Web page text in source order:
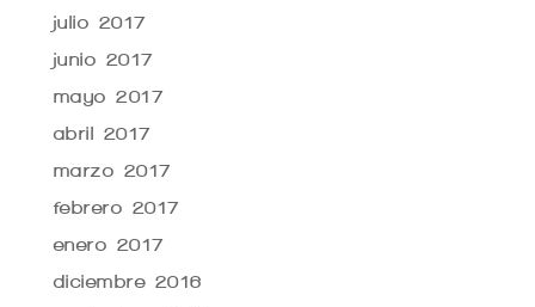
julio 2017
junio 2017
mayo 2017
abril 2017
marzo 2017
febrero 2017
enero 2017
diciembre 2016